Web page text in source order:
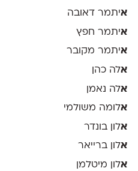
איתמר דאובה
איתמר חפץ
איתמר מקובר
אלה כהן
אלה נאמן
אלומה משולמי
אלון בונדר
אלון ברייאר
אלון מיטלמן